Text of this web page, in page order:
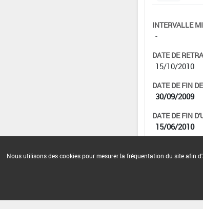
INTERVALLE
-
DATE DE
15/10/2010
DATE DE FIN
30/09/2009
DATE DE FIN
15/06/2010
Nous utilisons des cookies pour mesurer la fréquentation du site afin